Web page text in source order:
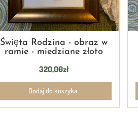
Święta Rodzina - obraz w
ramie - miedziane złoto
320,00zł
Dodaj do koszyka